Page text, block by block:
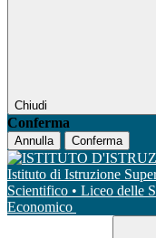
Chiudi
Conferma
Annulla Conferma
Istituto di Istruzione
Scientifico • Liceo delle
Economico